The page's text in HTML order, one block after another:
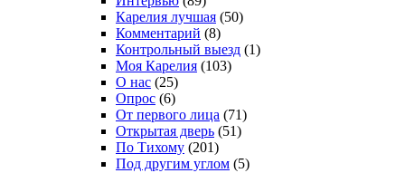
Карелия лучшая (50)
Комментарий (8)
Контрольный выезд (1)
Моя Карелия (103)
О нас (25)
Опрос (6)
От первого лица (71)
Открытая дверь (51)
По Тихому (201)
Под другим углом (5)